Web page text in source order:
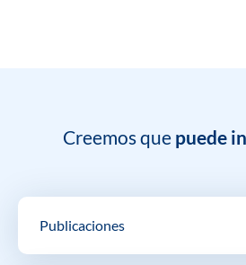
Creemos que puede
Publicaciones